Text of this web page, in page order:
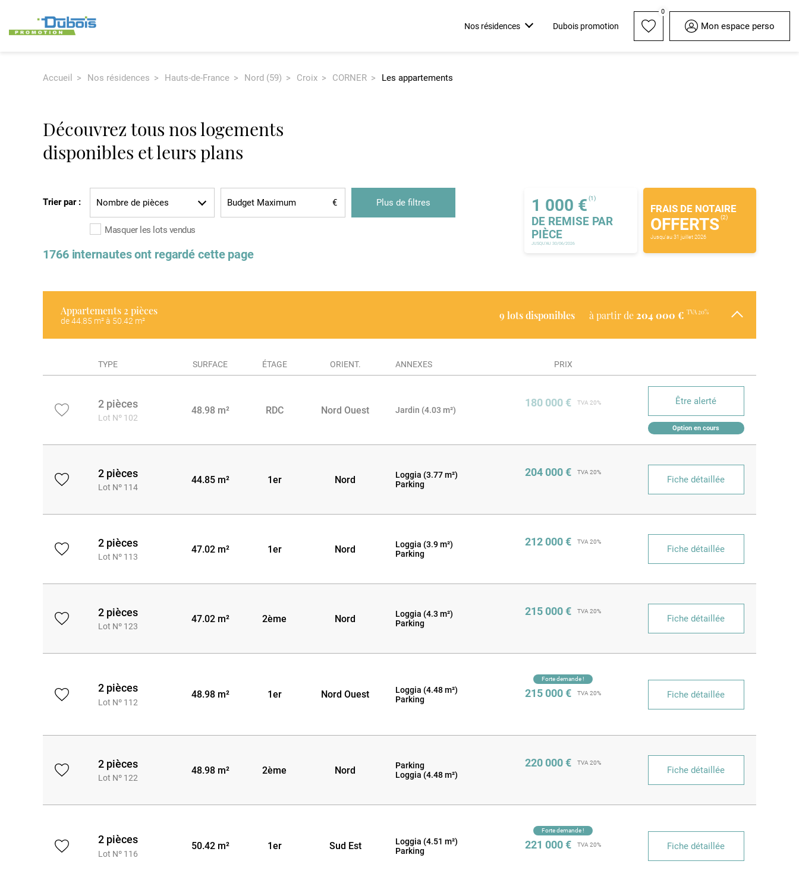
0
Mon espace perso
Nos résidences
Bella Villa -
Windoow - Mons-en-
La Belle Allée -
Corner - Croix
Dubois promotion
Accueil Nos résidences Hauts-de-France Nord (59) Croix CORNER Les appartements
Découvrez tous nos logements
disponibles et leurs plans
Trier par : Nombre de pièces Plus de filtres
Masquer les lots vendus
1766 internautes ont regardé cette page
1 000 € (1)
DE REMISE PAR
PIÈCE
JUSQU'AU 30/06/2026
FRAIS DE NOTAIRE
OFFERTS(2)
Jusqu'au 31 juillet 2026
Appartements 2 pièces
de 44.85 m² à 50.42 m² 9 lots disponibles à partir de 204 000 € TVA 20%
TYPE SURFACE ÉTAGE ORIENT. ANNEXES PRIX
2 pièces
Lot Nº 102
48.98 m² RDC Nord Ouest Jardin (4.03 m²)
TVA 20%
180 000 € Être alerté
Option en cours
2 pièces
Lot Nº 114
44.85 m² 1er Nord
Loggia (3.77 m²)
Parking
TVA 20%
204 000 €
Fiche détaillée
2 pièces
Lot Nº 113
47.02 m² 1er Nord
Loggia (3.9 m²)
Parking
TVA 20%
212 000 €
Fiche détaillée
2 pièces
Lot Nº 123
47.02 m² 2ème Nord
Loggia (4.3 m²)
Parking
TVA 20%
215 000 €
Fiche détaillée
2 pièces
Lot Nº 112
48.98 m² 1er Nord Ouest
Loggia (4.48 m²)
Parking
Forte demande !
TVA 20%
215 000 € Fiche détaillée
2 pièces
Lot Nº 122
48.98 m² 2ème Nord
Parking
Loggia (4.48 m²)
TVA 20%
220 000 €
Fiche détaillée
2 pièces
Lot Nº 116
50.42 m² 1er Sud Est
Loggia (4.51 m²)
Parking
Forte demande !
TVA 20%
221 000 € Fiche détaillée